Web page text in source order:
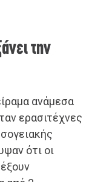
την
ανάμεσα
ερασιτέχνες
ότι οι